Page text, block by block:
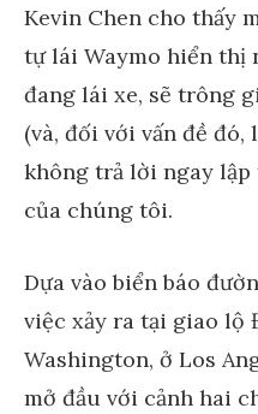
Kevin Chen cho thấy
tự lái Waymo hiển thị
đang lái xe, sẽ trông
(và, đối với vấn đề đó,
không trả lời ngay
của chúng tôi.
Dựa vào biển báo
việc xảy ra tại giao lộ
Washington, ở Los
mở đầu với cảnh hai